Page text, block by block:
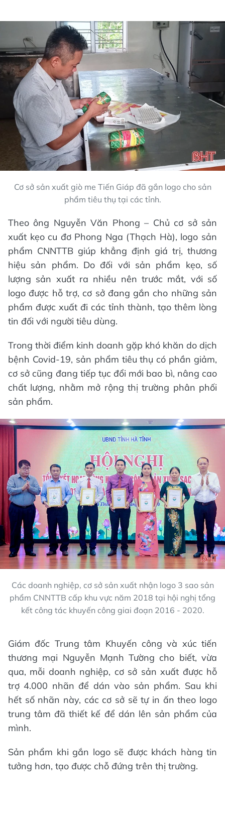
Cơ sở sản xuất giò me Tiến Giáp đã gắn logo cho sản
phẩm tiêu thụ tại các tỉnh.
Theo ông Nguyễn Văn Phong – Chủ cơ sở sản
xuất kẹo cu đơ Phong Nga (Thạch Hà), logo sản
phẩm CNNTTB giúp khẳng định giá trị, thương
hiệu sản phẩm. Do đối với sản phẩm kẹo, số
lượng sản xuất ra nhiều nên trước mắt, với số
logo được hỗ trợ, cơ sở đang gắn cho những sản
phẩm được xuất đi các tỉnh thành, tạo thêm lòng
tin đối với người tiêu dùng.
Trong thời điểm kinh doanh gặp khó khăn do dịch
bệnh Covid-19, sản phẩm tiêu thụ có phần giảm,
cơ sở cũng đang tiếp tục đổi mới bao bì, nâng cao
chất lượng, nhằm mở rộng thị trường phân phối
sản phẩm.
Các doanh nghiệp, cơ sở sản xuất nhận logo 3 sao sản
phẩm CNNTTB cấp khu vực năm 2018 tại hội nghị tổng
kết công tác khuyến công giai đoạn 2016 - 2020.
Giám đốc Trung tâm Khuyến công và xúc tiến
thương mại Nguyễn Mạnh Tường cho biết, vừa
qua, mỗi doanh nghiệp, cơ sở sản xuất được hỗ
trợ 4.000 nhãn để dán vào sản phẩm. Sau khi
hết số nhãn này, các cơ sở sẽ tự in ấn theo logo
trung tâm đã thiết kế để dán lên sản phẩm của
mình.
Sản phẩm khi gắn logo sẽ được khách hàng tin
tưởng hơn, tạo được chỗ đứng trên thị trường.